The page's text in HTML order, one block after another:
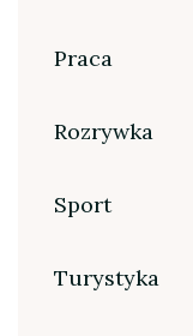
Praca
Rozrywka
Sport
Turystyka